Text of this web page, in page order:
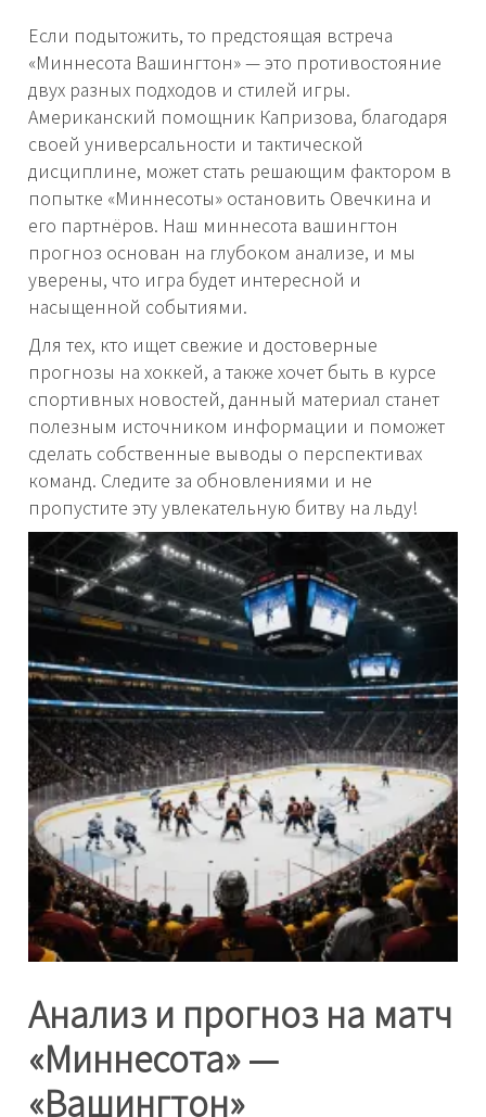
Если подытожить, то предстоящая встреча
«Миннесота Вашингтон» — это противостояние
двух разных подходов и стилей игры.
Американский помощник Капризова, благодаря
своей универсальности и тактической
дисциплине, может стать решающим фактором в
попытке «Миннесоты» остановить Овечкина и
его партнёров. Наш миннесота вашингтон
прогноз основан на глубоком анализе, и мы
уверены, что игра будет интересной и
насыщенной событиями.
Для тех, кто ищет свежие и достоверные
прогнозы на хоккей, а также хочет быть в курсе
спортивных новостей, данный материал станет
полезным источником информации и поможет
сделать собственные выводы о перспективах
команд. Следите за обновлениями и не
пропустите эту увлекательную битву на льду!
Анализ и прогноз на матч
«Миннесота» —
«Вашингтон»